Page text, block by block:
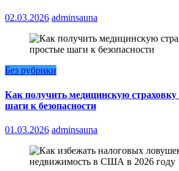
02.03.2026 adminsauna
Без рубрики
Как получить медицинскую
шаги к безопасности
01.03.2026 adminsauna